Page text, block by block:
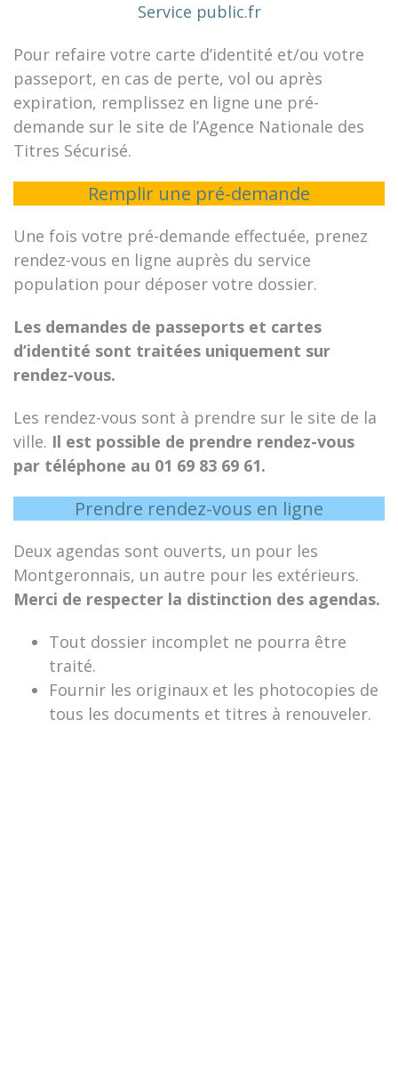
Service public.fr
Pour refaire votre carte d’identité et/ou votre
passeport, en cas de perte, vol ou après
expiration, remplissez en ligne une pré-
demande sur le site de l’Agence Nationale des
Titres Sécurisé.
Remplir une pré-demande
Une fois votre pré-demande effectuée, prenez
rendez-vous en ligne auprès du service
population pour déposer votre dossier.
Les demandes de passeports et cartes
d’identité sont traitées uniquement sur
rendez-vous.
Les rendez-vous sont à prendre sur le site de la
ville. Il est possible de prendre rendez-vous
par téléphone au 01 69 83 69 61.
Prendre rendez-vous en ligne
Deux agendas sont ouverts, un pour les
Montgeronnais, un autre pour les extérieurs.
Merci de respecter la distinction des agendas.
Tout dossier incomplet ne pourra être
traité.
Fournir les originaux et les photocopies de
tous les documents et titres à renouveler.